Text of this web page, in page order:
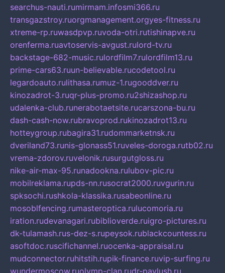
searchus-nauti.rumirmam.infosmi366.ru
transgazstroy.ruorgmanagement.orgyes-fitness.ru
xtreme-rp.ruwasdpvp.ruvoda-otri.rutishinapve.ru
orenferma.ruavtoservis-avgust.rulord-tv.ru
backstage-682-music.rulordfilm7.rulordfilm13.ru
prime-cars63.ruun-believable.rucodetool.ru
legardoauto.rulithasa.rumuz-1.rugooddver.ru
kinozadrot-3.ruqr-plus-promo.ru2shizashop.ru
udalenka-club.runerabotaetsite.rucarszona-bu.ru
dash-cash-now.rubravoprod.rukinozadrot13.ru
hotteygroup.rubagira31.rudommarketnsk.ru
dveriland73.runis-glonass51.ruveles-doroga.rutb02.ru
vrema-zdorov.ruvelonik.rusurgutgloss.ru
nike-air-max-95.runadookna.rulubov-pic.ru
mobilreklama.rupds-nn.rusocrat2000.ruvgurin.ru
spksochi.rushkola-klassika.rusabeonline.ru
mosoblfencing.rumasteroptica.rulucomoria.ru
iration.rudevanagari.rubiblioverde.ruigro-pictures.ru
dk-tulamash.rus-dez-s.rupeysok.rublackcountess.ru
asoftdoc.ruscifichannel.ruocenka-appraisal.ru
mudconnector.ruhitstih.rupik-finance.ruvip-surfing.ru
wundermoscow.ruolymp-clan.rudr-pavlush.ru